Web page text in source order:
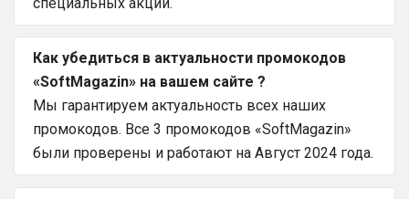
Как убедиться в актуальности промокодов
«SoftMagazin» на вашем сайте ?
Мы гарантируем актуальность всех наших
промокодов. Все 3 промокодов «SoftMagazin»
были проверены и работают на Август 2024 года.